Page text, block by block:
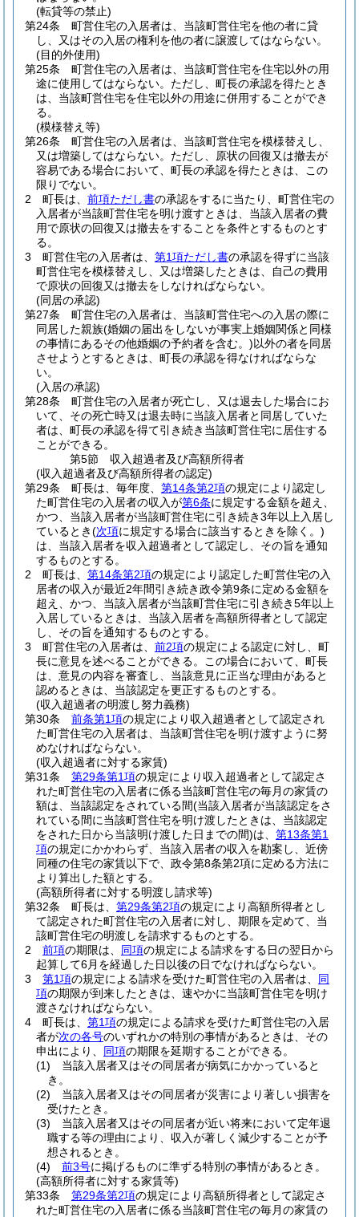
(転貸等の禁止)
第24条
町営住宅の入居者は、当該町営住宅を他の者に貸
し、又はその入居の権利を他の者に譲渡してはならない。
(目的外使用)
第25条
町営住宅の入居者は、当該町営住宅を住宅以外の用
途に使用してはならない。 ただし、町長の承認を得たとき
は、当該町営住宅を住宅以外の用途に併用することができ
る。
(模様替え等)
第26条
町営住宅の入居者は、当該町営住宅を模様替えし、
又は増築してはならない。 ただし、原状の回復又は撤去が
容易である場合において、町長の承認を得たときは、この
限りでない。
2
町長は、 前項ただし書の承認をするに当たり、町営住宅の
入居者が当該町営住宅を明け渡すときは、当該入居者の費
用で原状の回復又は撤去をすることを条件とするものとす
る。
3
町営住宅の入居者は、 第1項ただし書の承認を得ずに当該
町営住宅を模様替えし、又は増築したときは、自己の費用
で原状の回復又は撤去をしなければならない。
(同居の承認)
第27条
町営住宅の入居者は、当該町営住宅への入居の際に
同居した親族(婚姻の届出をしないが事実上婚姻関係と同様
の事情にあるその他婚姻の予約者を含む。)以外の者を同居
させようとするときは、町長の承認を得なければならな
い。
(入居の承認)
第28条
町営住宅の入居者が死亡し、又は退去した場合にお
いて、その死亡時又は退去時に当該入居者と同居していた
者は、町長の承認を得て引き続き当該町営住宅に居住する
ことができる。
第5節
収入超過者及び高額所得者
(収入超過者及び高額所得者の認定)
第29条
町長は、毎年度、 第14条第2項の規定により認定し
た町営住宅の入居者の収入が第6条に規定する金額を超え、
かつ、当該入居者が当該町営住宅に引き続き3年以上入居し
ているとき(次項に規定する場合に該当するときを除く。)
は、当該入居者を収入超過者として認定し、その旨を通知
するものとする。
2
町長は、 第14条第2項の規定により認定した町営住宅の入
居者の収入が最近2年間引き続き政令第9条に定める金額を
超え、かつ、当該入居者が当該町営住宅に引き続き5年以上
入居しているときは、当該入居者を高額所得者として認定
し、その旨を通知するものとする。
3
町営住宅の入居者は、 前2項の規定による認定に対し、町
長に意見を述べることができる。
この場合において、町長
は、意見の内容を審査し、当該意見に正当な理由があると
認めるときは、当該認定を更正するものとする。
(収入超過者の明渡し努力義務)
第30条
前条第1項の規定により収入超過者として認定され
た町営住宅の入居者は、当該町営住宅を明け渡すように努
めなければならない。
(収入超過者に対する家賃)
第31条
第29条第1項の規定により収入超過者として認定さ
れた町営住宅の入居者に係る当該町営住宅の毎月の家賃の
額は、当該認定をされている間(当該入居者が当該認定をさ
れている間に当該町営住宅を明け渡したときは、当該認定
をされた日から当該明け渡した日までの間)は、 第13条第1
項の規定にかかわらず、当該入居者の収入を勘案し、近傍
同種の住宅の家賃以下で、政令第8条第2項に定める方法に
より算出した額とする。
(高額所得者に対する明渡し請求等)
第32条
町長は、 第29条第2項の規定により高額所得者とし
て認定された町営住宅の入居者に対し、期限を定めて、当
該町営住宅の明渡しを請求するものとする。
2
前項の期限は、 同項の規定による請求をする日の翌日から
起算して6月を経過した日以後の日でなければならない。
3
第1項の規定による請求を受けた町営住宅の入居者は、 同
項の期限が到来したときは、速やかに当該町営住宅を明け
渡さなければならない。
4
町長は、 第1項の規定による請求を受けた町営住宅の入居
者が次の各号のいずれかの特別の事情があるときは、その
申出により、 同項の期限を延期することができる。
(1)
当該入居者又はその同居者が病気にかかっていると
き。
(2)
当該入居者又はその同居者が災害により著しい損害を
受けたとき。
(3)
当該入居者又はその同居者が近い将来において定年退
職する等の理由により、収入が著しく減少することが予
想されるとき。
(4)
前3号に掲げるものに準ずる特別の事情があるとき。
(高額所得者に対する家賃等)
第33条
第29条第2項の規定により高額所得者として認定さ
れた町営住宅の入居者に係る当該町営住宅の毎月の家賃の